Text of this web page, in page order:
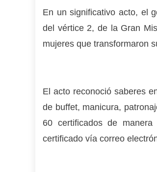
En un significativo acto, el
del vértice 2, de la Gran
mujeres que transformaron
El acto reconoció saberes
de buffet, manicura,
60 certificados de
certificado vía correo